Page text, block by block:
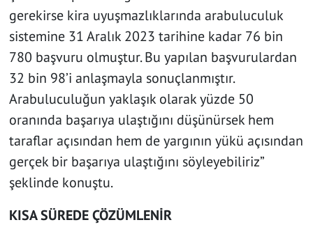
gerekirse kira uyuşmazlıklarında arabuluculuk
sistemine 31 Aralık 2023 tarihine kadar 76 bin
780 başvuru olmuştur. Bu yapılan başvurulardan
32 bin 98’i anlaşmayla sonuçlanmıştır.
Arabuluculuğun yaklaşık olarak yüzde 50
oranında başarıya ulaştığını düşünürsek hem
taraflar açısından hem de yargının yükü açısından
gerçek bir başarıya ulaştığını söyleyebiliriz”
şeklinde konuştu.
KISA SÜREDE ÇÖZÜMLENİR